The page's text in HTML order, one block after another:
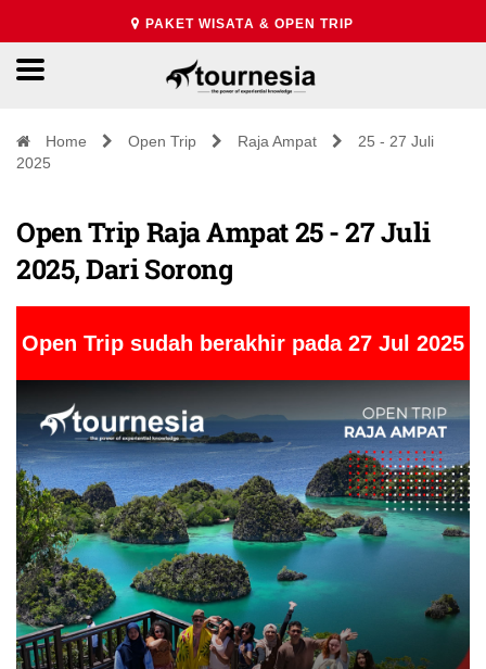
PAKET WISATA & OPEN TRIP
Home Open Trip Raja Ampat
25 - 27 Juli
2025
Open Trip Raja Ampat 25 - 27 Juli
2025, Dari Sorong
Open Trip sudah berakhir pada 27 Jul 2025